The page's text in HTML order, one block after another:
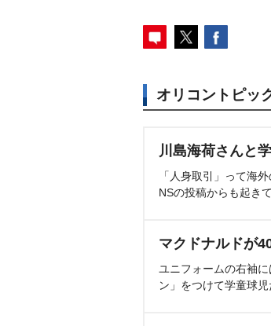
オリコントピッ
川島海荷さんと
「人身取引」って海
NSの投稿からも起き
マクドナルドが
ユニフォームの右袖
ン」をつけて学童球